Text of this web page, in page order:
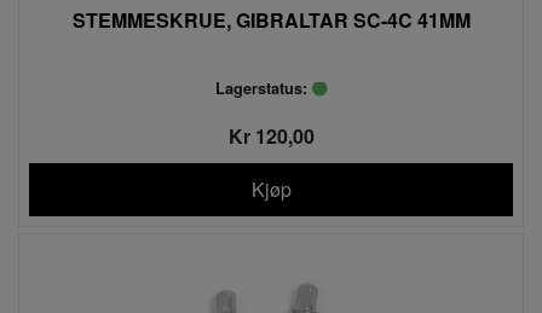
STEMMESKRUE, GIBRALTAR SC-4C 41MM
Lagerstatus:
Kr 120,00
Kjøp